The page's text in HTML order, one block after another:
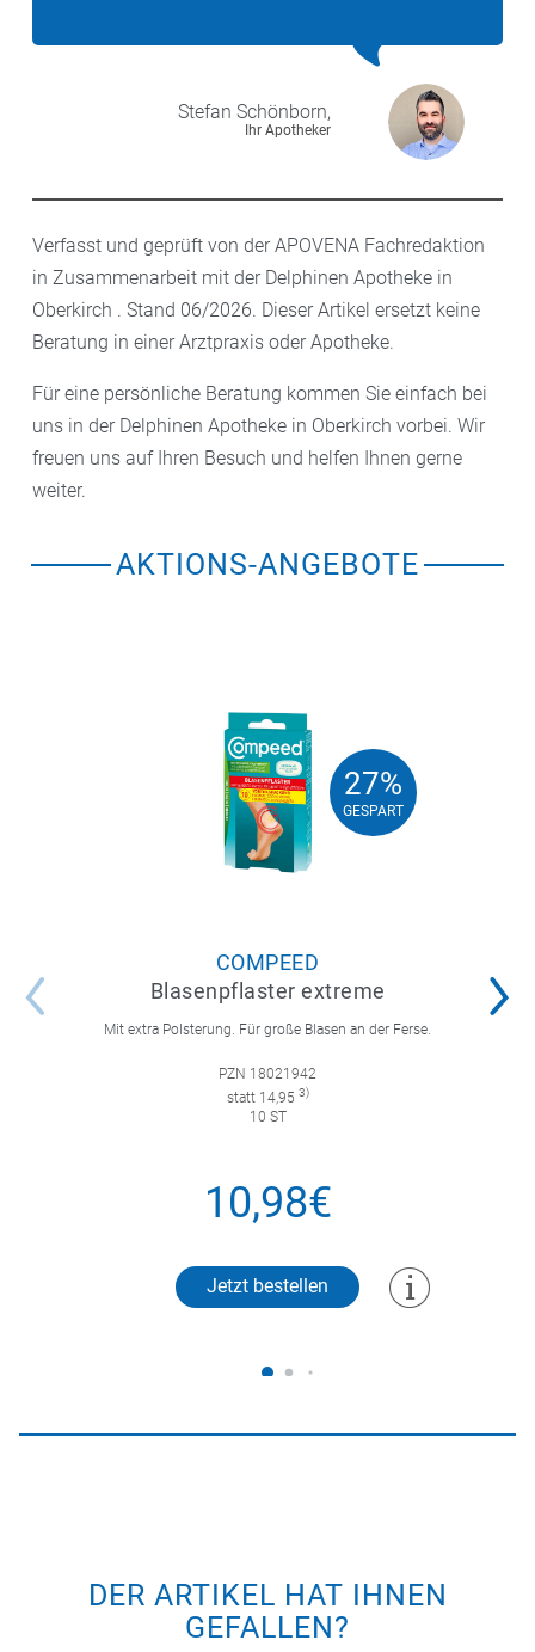
Stefan Schönborn,
Ihr Apotheker
Verfasst und geprüft von der APOVENA Fachredaktion
in Zusammenarbeit mit der Delphinen Apotheke in
Oberkirch . Stand 06/2026. Dieser Artikel ersetzt keine
Beratung in einer Arztpraxis oder Apotheke.
Für eine persönliche Beratung kommen Sie einfach bei
uns in der Delphinen Apotheke in Oberkirch vorbei. Wir
freuen uns auf Ihren Besuch und helfen Ihnen gerne
weiter.
AKTIONS-ANGEBOTE
27%
GESPART
27%
GESPART
COMPEED
Blasenpflaster extreme
Mit extra Polsterung. Für große Blasen an der Ferse.
PZN 18021942
statt 14,95 3)
10 ST
10,98€
Jetzt bestellen
DER ARTIKEL HAT IHNEN
GEFALLEN?